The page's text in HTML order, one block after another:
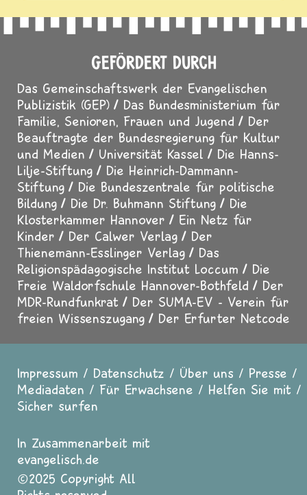
GEFÖRDERT DURCH
Das Gemeinschaftswerk der Evangelischen
Publizistik (GEP)
Das Bundesministerium für
Familie, Senioren, Frauen und Jugend
Der
Beauftragte der Bundesregierung für Kultur
und Medien
Universität Kassel
Die Hanns-
Lilje-Stiftung
Die Heinrich-Dammann-
Stiftung
Die Bundeszentrale für politische
Bildung
Die Dr. Buhmann Stiftung
Die
Klosterkammer Hannover
Ein Netz für
Kinder
Der Calwer Verlag
Der
Thienemann-Esslinger Verlag
Das
Religionspädagogische Institut Loccum
Die
Freie Waldorfschule Hannover-Bothfeld
Der
MDR-Rundfunkrat
Der SUMA-EV - Verein für
freien Wissenszugang
Der Erfurter Netcode
Fußzeile
Impressum Datenschutz Über uns
Presse
Mediadaten
Für Erwachsene
Helfen Sie mit
Sicher surfen
In Zusammenarbeit mit
evangelisch.de
2025 Copyright All